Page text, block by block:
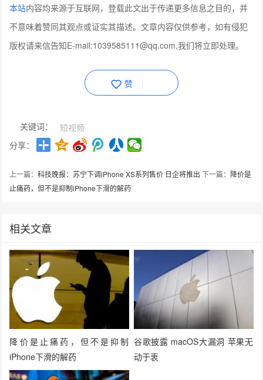
本站内容均来源于互联网，登载此文出于传递更多信息之目的，并
不意味着赞同其观点或证实其描述。文章内容仅供参考，如有侵犯
版权请来信告知E-mail:1039585111@qq.com,我们将立即处理。
赞
关键词：
短视频
分享：
上一篇：科技晚报：苏宁下调iPhone XS系列售价 日企将推出 下一篇： 降价是
止痛药，但不是抑制iPhone下滑的解药
相关文章
降价是止痛药，但不是抑制
iPhone下滑的解药
谷歌披露 macOS大漏洞 苹果无
动于衷